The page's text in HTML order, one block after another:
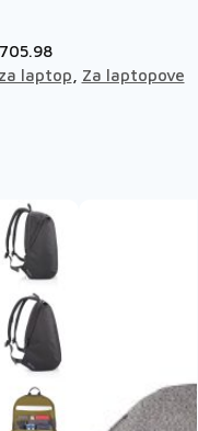
laptop
Za laptopove